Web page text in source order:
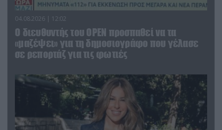
04.08.2026 | 12:02
O διευθυντής του OPEN προσπαθεί να τα
«μαζέψει» για τη δημοσιογράφο που γέλασε
σε ρεπορτάζ για τις φωτιές